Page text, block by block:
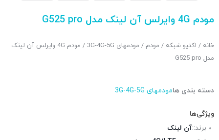
مودم 4G وایرلس آن لینک مدل G525 pro
خانه / اکتیو شبکه / مودم / مودمهای 3G-4G-5G
/ مودم 4G وایرلس آن لینک
مدل G525 pro
دسته بندی هامودمهای 3G-4G-5G
ویژگی‌ها
برند::آن لینک